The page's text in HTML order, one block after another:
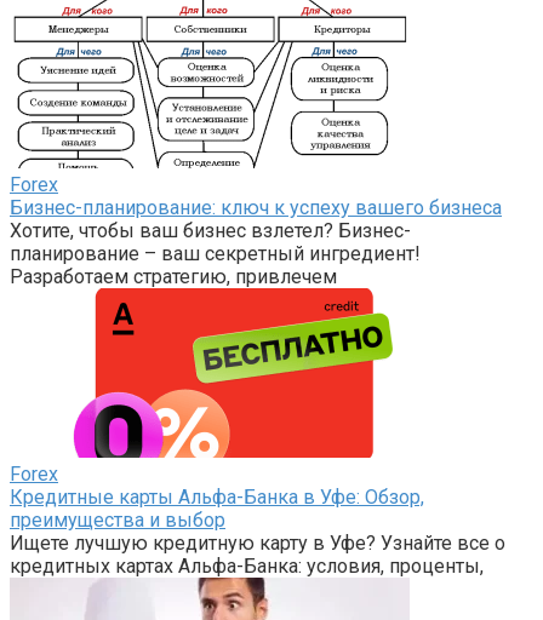
Forex
Бизнес-планирование: ключ к успеху вашего бизнеса
Хотите, чтобы ваш бизнес взлетел? Бизнес-
планирование – ваш секретный ингредиент!
Разработаем стратегию, привлечем
Forex
Кредитные карты Альфа-Банка в Уфе: Обзор,
преимущества и выбор
Ищете лучшую кредитную карту в Уфе? Узнайте все о
кредитных картах Альфа-Банка: условия, проценты,